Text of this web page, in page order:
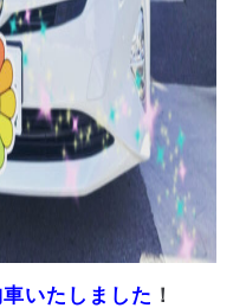
車いたしました ！